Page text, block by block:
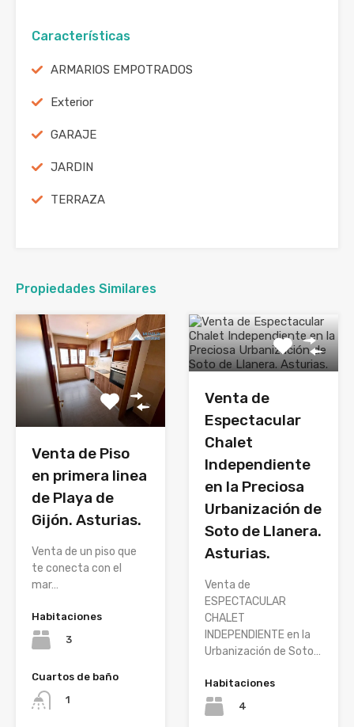
Características
ARMARIOS EMPOTRADOS
Exterior
GARAJE
JARDIN
TERRAZA
Propiedades Similares
Venta de Piso
en primera linea
de Playa de
Gijón. Asturias.
Venta de un piso que
te conecta con el
mar…
Habitaciones
3
Cuartos de baño
1
Venta de
Espectacular
Chalet
Independiente
en la Preciosa
Urbanización de
Soto de Llanera.
Asturias.
Venta de
ESPECTACULAR
CHALET
INDEPENDIENTE en la
Urbanización de Soto…
Habitaciones
4